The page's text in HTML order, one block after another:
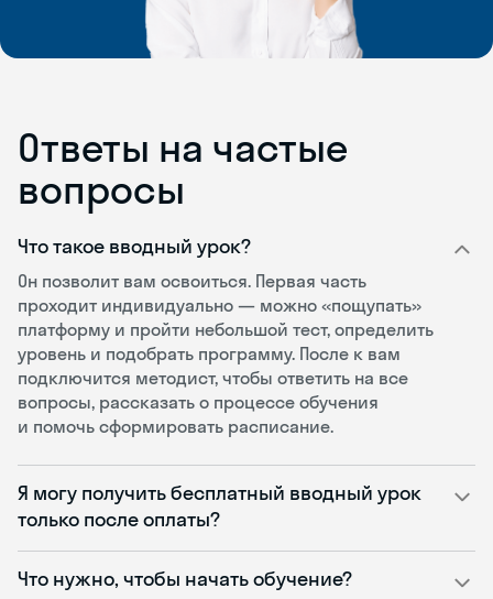
Ответы на частые
вопросы
Что такое вводный урок?
Он позволит вам освоиться. Первая часть
проходит индивидуально — можно «пощупать»
платформу и пройти небольшой тест, определить
уровень и подобрать программу. После к вам
подключится методист, чтобы ответить на все
вопросы, рассказать о процессе обучения
и помочь сформировать расписание.
Я могу получить бесплатный вводный урок
только после оплаты?
Что нужно, чтобы начать обучение?